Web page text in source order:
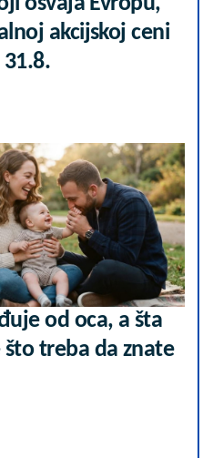
akcijskoj ceni
od oca, a šta
što treba da znate